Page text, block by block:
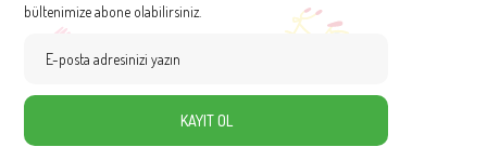
bültenimize abone olabilirsiniz.
KAYIT OL